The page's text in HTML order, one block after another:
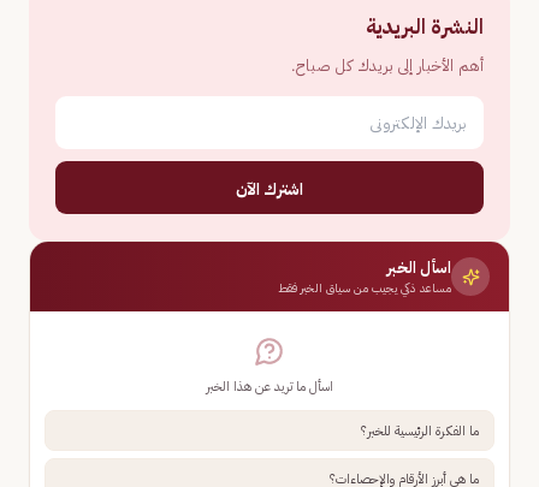
النشرة البريدية
أهم الأخبار إلى بريدك كل صباح.
اشترك الآن
اسأل الخبر
مساعد ذكي يجيب من سياق الخبر فقط
اسأل ما تريد عن هذا الخبر
ما الفكرة الرئيسية للخبر؟
ما هي أبرز الأرقام والإحصاءات؟